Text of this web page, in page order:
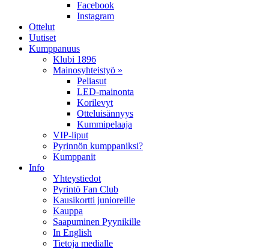
Facebook
Instagram
Ottelut
Uutiset
Kumppanuus
Klubi 1896
Mainosyhteistyö »
Peliasut
LED-mainonta
Korilevyt
Otteluisännyys
Kummipelaaja
VIP-liput
Pyrinnön kumppaniksi?
Kumppanit
Info
Yhteystiedot
Pyrintö Fan Club
Kausikortti junioreille
Kauppa
Saapuminen Pyynikille
In English
Tietoja medialle